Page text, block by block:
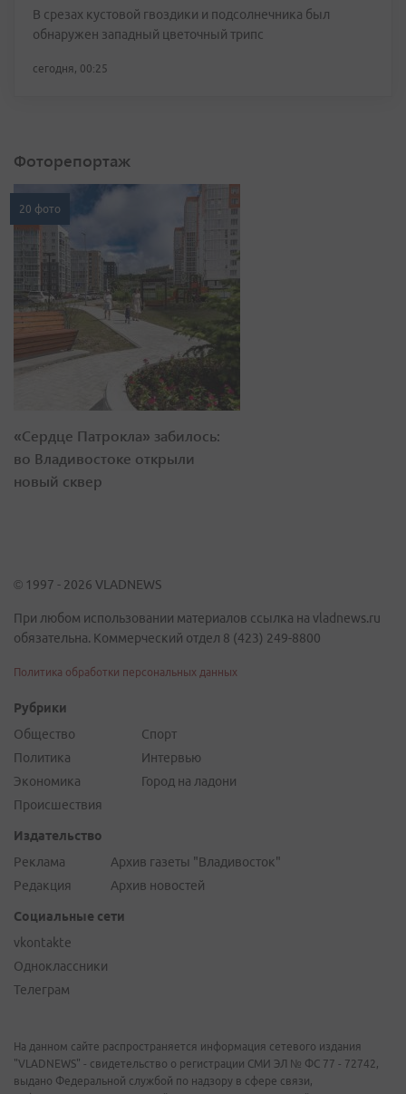
В срезах кустовой гвоздики и подсолнечника был
обнаружен западный цветочный трипс
сегодня, 00:25
Фоторепортаж
20 фото
«Сердце Патрокла» забилось:
во Владивостоке открыли
новый сквер
© 1997 - 2026 VLADNEWS
При любом использовании материалов ссылка на vladnews.ru
обязательна. Коммерческий отдел 8 (423) 249-8800
Политика обработки персональных данных
Рубрики
Общество
Политика
Экономика
Происшествия
Спорт
Интервью
Город на ладони
Издательство
Реклама
Редакция
Архив газеты "Владивосток"
Архив новостей
Социальные сети
vkontakte
Одноклассники
Телеграм
На данном сайте распространяется информация сетевого издания
"VLADNEWS" - свидетельство о регистрации СМИ ЭЛ № ФС 77 - 72742,
выдано Федеральной службой по надзору в сфере связи,